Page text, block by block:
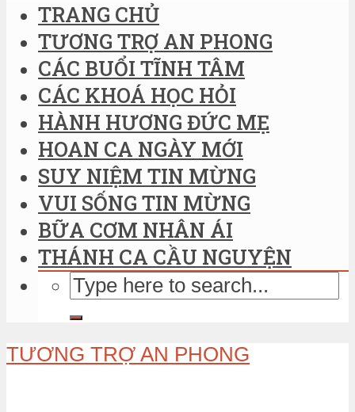
TRANG CHỦ
TƯƠNG TRỢ AN PHONG
CÁC BUỔI TĨNH TÂM
CÁC KHOÁ HỌC HỎI
HÀNH HƯƠNG ĐỨC MẸ
HOAN CA NGÀY MỚI
SUY NIỆM TIN MỪNG
VUI SỐNG TIN MỪNG
BỮA CƠM NHÂN ÁI
THÁNH CA CẦU NGUYỆN
TƯƠNG TRỢ AN PHONG